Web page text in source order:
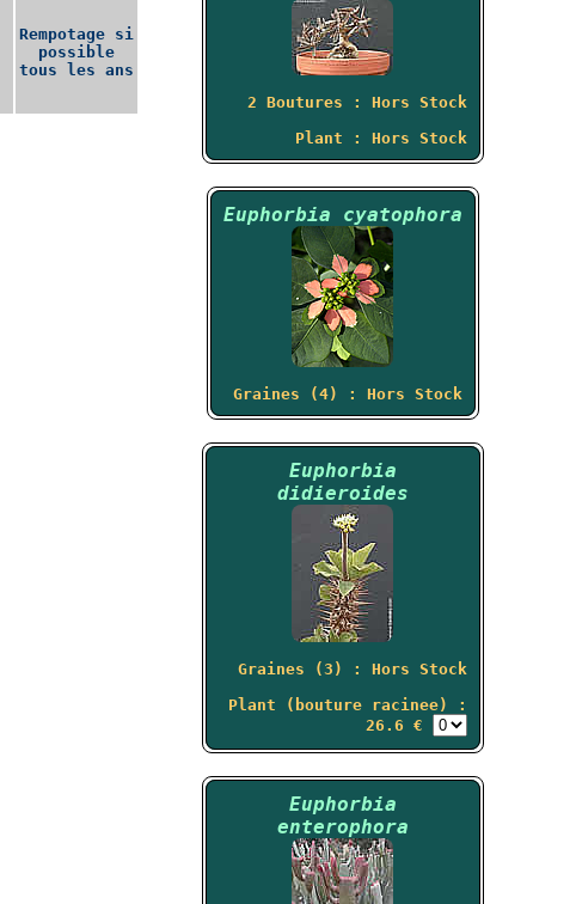
Rempotage si
possible
tous les ans
2 Boutures : Hors Stock
Plant : Hors Stock
Euphorbia cyatophora
Graines (4) : Hors Stock
Euphorbia
didieroides
Graines (3) : Hors Stock
Plant (bouture racinee) :
26.6 €
Euphorbia
enterophora